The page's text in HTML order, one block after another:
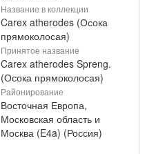
Название в коллекции
Carex atherodes (Осока
прямоколосая)
Принятое название
Carex atherodes Spreng.
(Осока прямоколосая)
Районирование
Восточная Европа,
Московская область и
Москва (E4a) (Россия)